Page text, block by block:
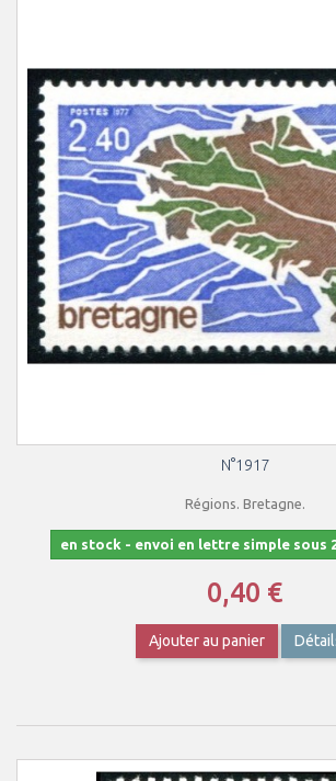
N°1917
Régions. Bretagne.
en stock - envoi en lettre simple sous
0,40 €
Ajouter au panier